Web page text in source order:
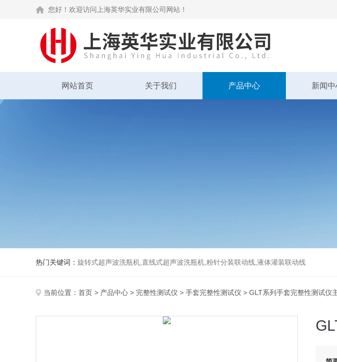
您好！欢迎访问上海英华实业有限公司网站！
网站首页 关于我们 产品中心 新闻
热门关键词： 旋转式超声波洗瓶机,直线式超声波洗瓶机,粉针分装联动线,液体灌装联动线
当前位置： 首页 > 产品中心 > 完整性测试仪 > 手套完整性测试仪 > GLT系列手套完整性测试仪